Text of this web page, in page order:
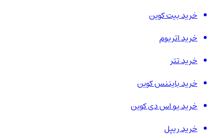
خرید بیت کوین
خرید اتریوم
خرید تتر
خرید بایننس کوین
خرید یو اس دی کوین
خرید ریپل